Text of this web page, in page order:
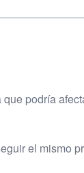
podría
el mismo